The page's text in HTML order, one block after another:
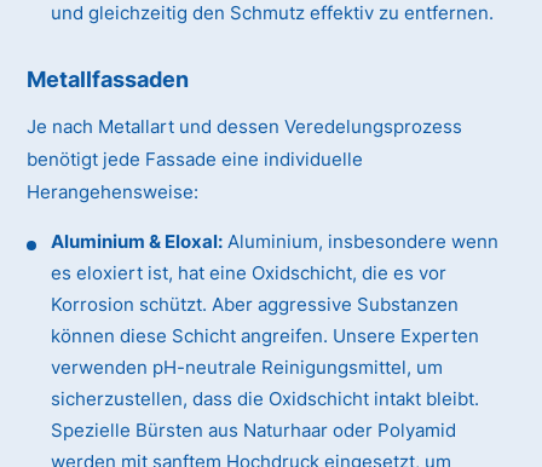
und gleichzeitig den Schmutz effektiv zu entfernen.
Metallfassaden
Je nach Metallart und dessen Veredelungsprozess
benötigt jede Fassade eine individuelle
Herangehensweise:
Aluminium & Eloxal: Aluminium, insbesondere wenn
es eloxiert ist, hat eine Oxidschicht, die es vor
Korrosion schützt. Aber aggressive Substanzen
können diese Schicht angreifen. Unsere Experten
verwenden pH-neutrale Reinigungsmittel, um
sicherzustellen, dass die Oxidschicht intakt bleibt.
Spezielle Bürsten aus Naturhaar oder Polyamid
werden mit sanftem Hochdruck eingesetzt, um